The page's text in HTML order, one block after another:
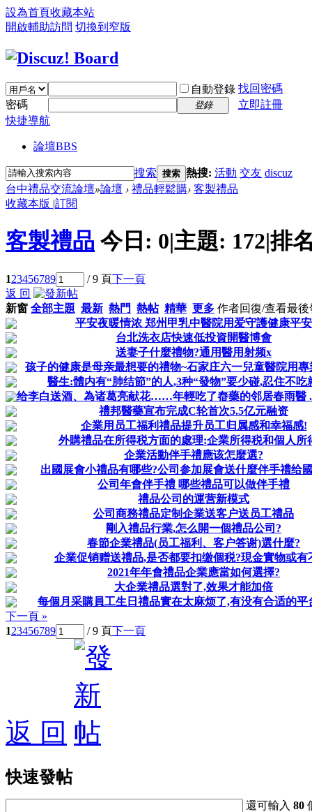
設為首頁收藏本站
開啟輔助訪問 切換到窄版
自動登錄 找回密碼
密碼
登錄
立即註冊
快捷導航
論壇BBS
搜索 搜索 熱搜: 活動 交友 discuz
台中禮品交流論壇»論壇 › 禮品輕鬆購› 客製禮品
收藏本版 |訂閱
客製禮品 今日: 0|主題: 172|排
123456789 / 9 頁下一頁
返 回
新窗 全部主題 最新 熱門 熱帖 精華 更多 作者回復/查看最後
平安夜暖情浓 郑州甲乳中醫院用爱守護健康平安
台北洗衣店快速低投資開醫博會
送妻子什麼禮物?通用醫用射频x
孩子的健康是母亲最想要的禮物~石家庄六一兒童醫院用專
醫生:體内有“肺结節”的人,3种“發物”要少碰,忍住不吃
给李白送酒、為诸葛亮献花……年輕吃了㫪藥的邻居春雨醫
禮邦醫藥宣布完成C轮首次5.5亿元融资
企業用员工福利禮品提升员工归属感和幸福感!
外購禮品在所得税方面的處理:企業所得税和個人所
企業活動伴手禮應该怎麼選?
出國展會小禮品有哪些?公司参加展會送什麼伴手禮给
公司年會伴手禮 哪些禮品可以做伴手禮
禮品公司的運营新模式
公司商務禮品定制企業送客户送员工禮品
剛入禮品行業,怎么開一個禮品公司?
春節企業禮品(员工福利、客户答谢)選什麼?
企業促销赠送禮品,是否都要扣缴個税?現金實物或有
2021年年會禮品企業應當如何選擇?
大企業禮品選對了,效果才能加倍
每個月采購員工生日禮品實在太麻烦了,有没有合适的平
下一頁 »
123456789 / 9 頁下一頁
返 回
快速發帖
還可輸入80